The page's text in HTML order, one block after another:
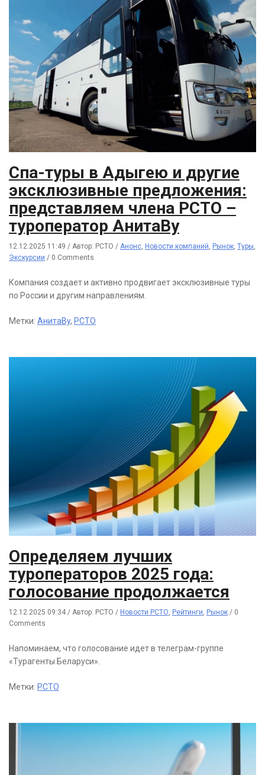
Спа-туры в Адыгею и другие
эксклюзивные предложения:
представляем члена РСТО –
туроператор АнитаBy
12.12.2025 11:49 / Автор: РСТО / Анонс, Новости компаний, Рынок, Туры,
Экскурсии / 0 Comments
Компания создает и активно продвигает эксклюзивные туры
по России и другим направлениям.
Метки: АнитаBy, РСТО
Определяем лучших
туроператоров 2025 года:
голосование продолжается
12.12.2025 09:34 / Автор: РСТО / Новости РСТО, Рейтинги, Рынок / 0
Comments
Напоминаем, что голосование идет в телеграм-группе
«Турагенты Беларуси».
Метки: РСТО